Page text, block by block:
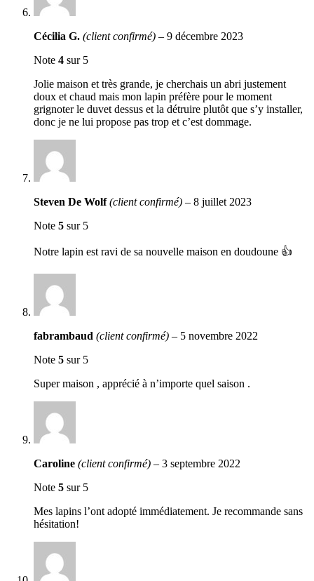
Cécilia G. (client confirmé) – 9 décembre 2023
Note 4 sur 5
Jolie maison et très grande, je cherchais un abri justement
doux et chaud mais mon lapin préfère pour le moment
grignoter le duvet dessus et la détruire plutôt que s’y installer,
donc je ne lui propose pas trop et c’est dommage.
Steven De Wolf(client confirmé) – 8 juillet 2023
Note 5 sur 5
Notre lapin est ravi de sa nouvelle maison en doudoune 👍
fabrambaud (client confirmé) – 5 novembre 2022
Note 5 sur 5
Super maison , apprécié à n’importe quel saison .
Caroline (client confirmé) – 3 septembre 2022
Note 5 sur 5
Mes lapins l’ont adopté immédiatement. Je recommande sans
hésitation!